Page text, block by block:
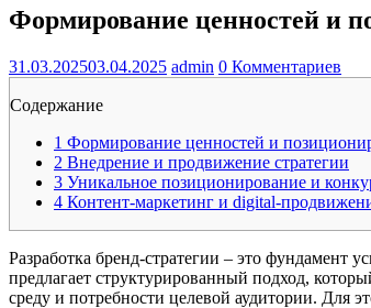
Формирование ценностей и
31.03.202503.04.2025 admin 0 Комментариев
Содержание
1 Формирование ценностей и
2 Внедрение и продвижение стратегии
3 Уникальное позиционирование и
4 Контент-маркетинг и digital-
Разработка бренд-стратегии – это фундамент
предлагает структурированный подход,
среду и потребности целевой аудитории. Для